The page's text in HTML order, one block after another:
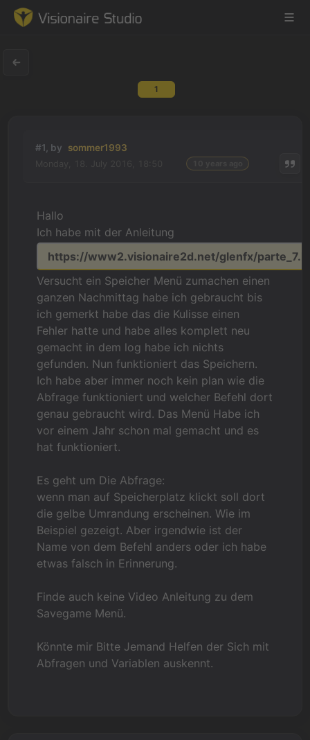
Learning
News & Stories
Downloads
1
#1, by sommer1993
Hallo
Ich habe mit der Anleitung
https://www2.visionaire2d.net/glenfx/
Versucht ein Speicher Menü zumachen einen
ganzen Nachmittag habe ich gebraucht bis
ich gemerkt habe das die Kulisse einen
Fehler hatte und habe alles komplett neu
gemacht in dem log habe ich nichts
gefunden. Nun funktioniert das Speichern.
Ich habe aber immer noch kein plan wie die
Abfrage funktioniert und welcher Befehl dort
genau gebraucht wird. Das Menü Habe ich
vor einem Jahr schon mal gemacht und es
hat funktioniert.
Es geht um Die Abfrage:
wenn man auf Speicherplatz klickt soll dort
die gelbe Umrandung erscheinen. Wie im
Beispiel gezeigt. Aber irgendwie ist der
Name von dem Befehl anders oder ich habe
etwas falsch in Erinnerung.
Finde auch keine Video Anleitung zu dem
Savegame Menü.
Könnte mir Bitte Jemand Helfen der Sich mit
Abfragen und Variablen auskennt.